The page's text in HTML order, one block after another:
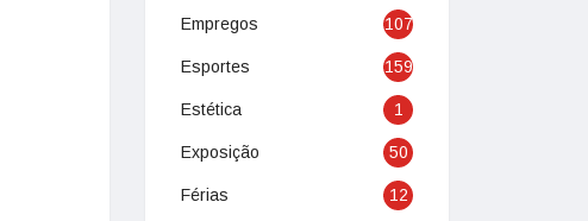
Empregos 107
Esportes 159
Estética 1
Exposição 50
Férias 12